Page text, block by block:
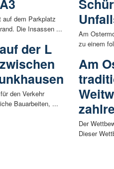
dem Parkplatz
Die Insassen ...
der L
den Verkehr
Bauarbeiten, ...
Am
zu einem
Am
Der
Dieser